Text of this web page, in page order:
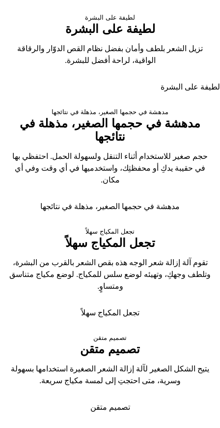
لطيفة على البشرة
لطيفة على البشرة
تزيل الشعر بلطف وأمان بفضل نظام القص الدوّار والرقاقة
الواقية، لراحة أفضل للبشرة.
لطيفة على البشرة
مدهشة في حجمها الصغير، مذهلة في نتائجها
مدهشة في حجمها الصغير، مذهلة في
نتائجها
حجم صغير للاستخدام أثناء التنقل ولسهولة الحمل. احتفظي بها
في حقيبة يدكِ أو محفظتِك، واستخدميها في أي وقت وفي أي
مكان.
مدهشة في حجمها الصغير، مذهلة في نتائجها
تجعل المكياج سهلاً
تجعل المكياج سهلاً
تقوم آلة إزالة شعر الوجه هذه بقص الشعر بالقرب من البشرة،
وتلطف وجهكِ، وتهيئه لوضع سلس للمكياج. لوضع مكياج متناسق
ومتساوٍ.
تجعل المكياج سهلاً
تصميم متقن
تصميم متقن
يتيح الشكل الصغير لآلة إزالة الشعر الصغيرة استخدامها بسهولة
وسرية، متى احتجتِ إلى لمسة مكياج سريعة.
تصميم متقن